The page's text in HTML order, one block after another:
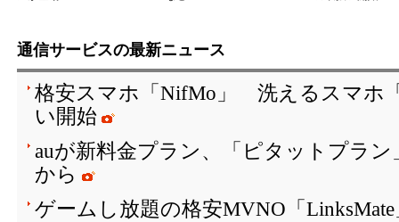
通信サービスの最新ニュース
格安スマホ「NifMo」 洗えるスマホ
い開始
auが新料金プラン、「ピタットプラン
から
ゲームし放題の格安MVNO「